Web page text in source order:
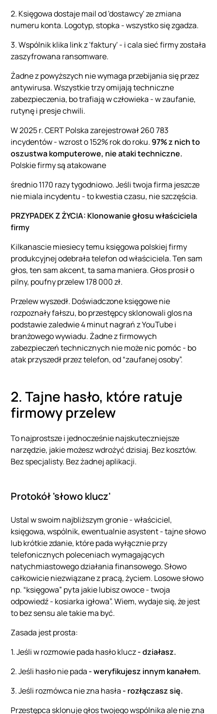
2. Księgowa dostaje mail od 'dostawcy' ze zmiana
numeru konta. Logotyp, stopka - wszystko się zgadza.
3. Wspólnik klika link z 'faktury' - i calа sieć firmy została
zaszyfrowana ransomware.
Żadne z powyższych nie wymaga przebijania się przez
antywirusa. Wszystkie trzy omijają techniczne
zabezpieczenia, bo trafiają w człowieka - w zaufanie,
rutynę i presje chwili.
W 2025 r. CERT Polska zarejestrował 260 783
incydentów - wzrost o 152% rok do roku. 97% z nich to
oszustwa komputerowe, nie ataki techniczne.
Polskie firmy są atakowane
średnio 1170 razy tygodniowo. Jeśli twoja firma jeszcze
nie miala incydentu - to kwestia czasu, nie szczęścia.
PRZYPADEK Z ŻYCIA: Klonowanie głosu właściciela
firmy
Kilkanascie miesiecy temu księgowa polskiej firmy
produkcyjnej odebrała telefon od właściciela. Ten sam
głos, ten sam akcent, ta sama maniera. Głos prosił o
pilny, poufny przelew 178 000 zł.
Przelew wyszedł. Doświadczone księgowe nie
rozpoznały fałszu, bo przestępcy sklonowali glos na
podstawie zaledwie 4 minut nagrań z YouTube i
branżowego wywiadu. Żadne z firmowych
zabezpieczeń technicznych nie może nic pomóc - bo
atak przyszedł przez telefon, od “zaufanej osoby”.
2. Tajne hasło, które ratuje
firmowy przelew
To najprostsze i jednocześnie najskuteczniejsze
narzędzie, jakie możesz wdrożyć dzisiaj. Bez kosztów.
Bez specjalisty. Bez żadnej aplikacji.
Protokół 'słowo klucz'
Ustal w swoim najbliższym gronie - właściciel,
księgowa, wspólnik, ewentualnie asystent - tajne słowo
lub krótkie zdanie, które pada wyłącznie przy
telefonicznych poleceniach wymagających
natychmiastowego działania finansowego. Słowo
całkowicie niezwiązane z pracą, życiem. Losowe słowo
np. “księgowa” pyta jakie lubisz owoce - twoja
odpowiedź - kosiarka igłowa”. Wiem, wydaje się, że jest
to bez sensu ale takie ma być.
Zasada jest prosta:
1. Jeśli w rozmowie pada hasło klucz- działasz.
2. Jeśli hasło nie pada - weryfikujesz innym kanałem.
3. Jeśli rozmówca nie zna hasła - rozłączasz się.
Przestępca sklonuje głos twojego wspólnika ale nie zna